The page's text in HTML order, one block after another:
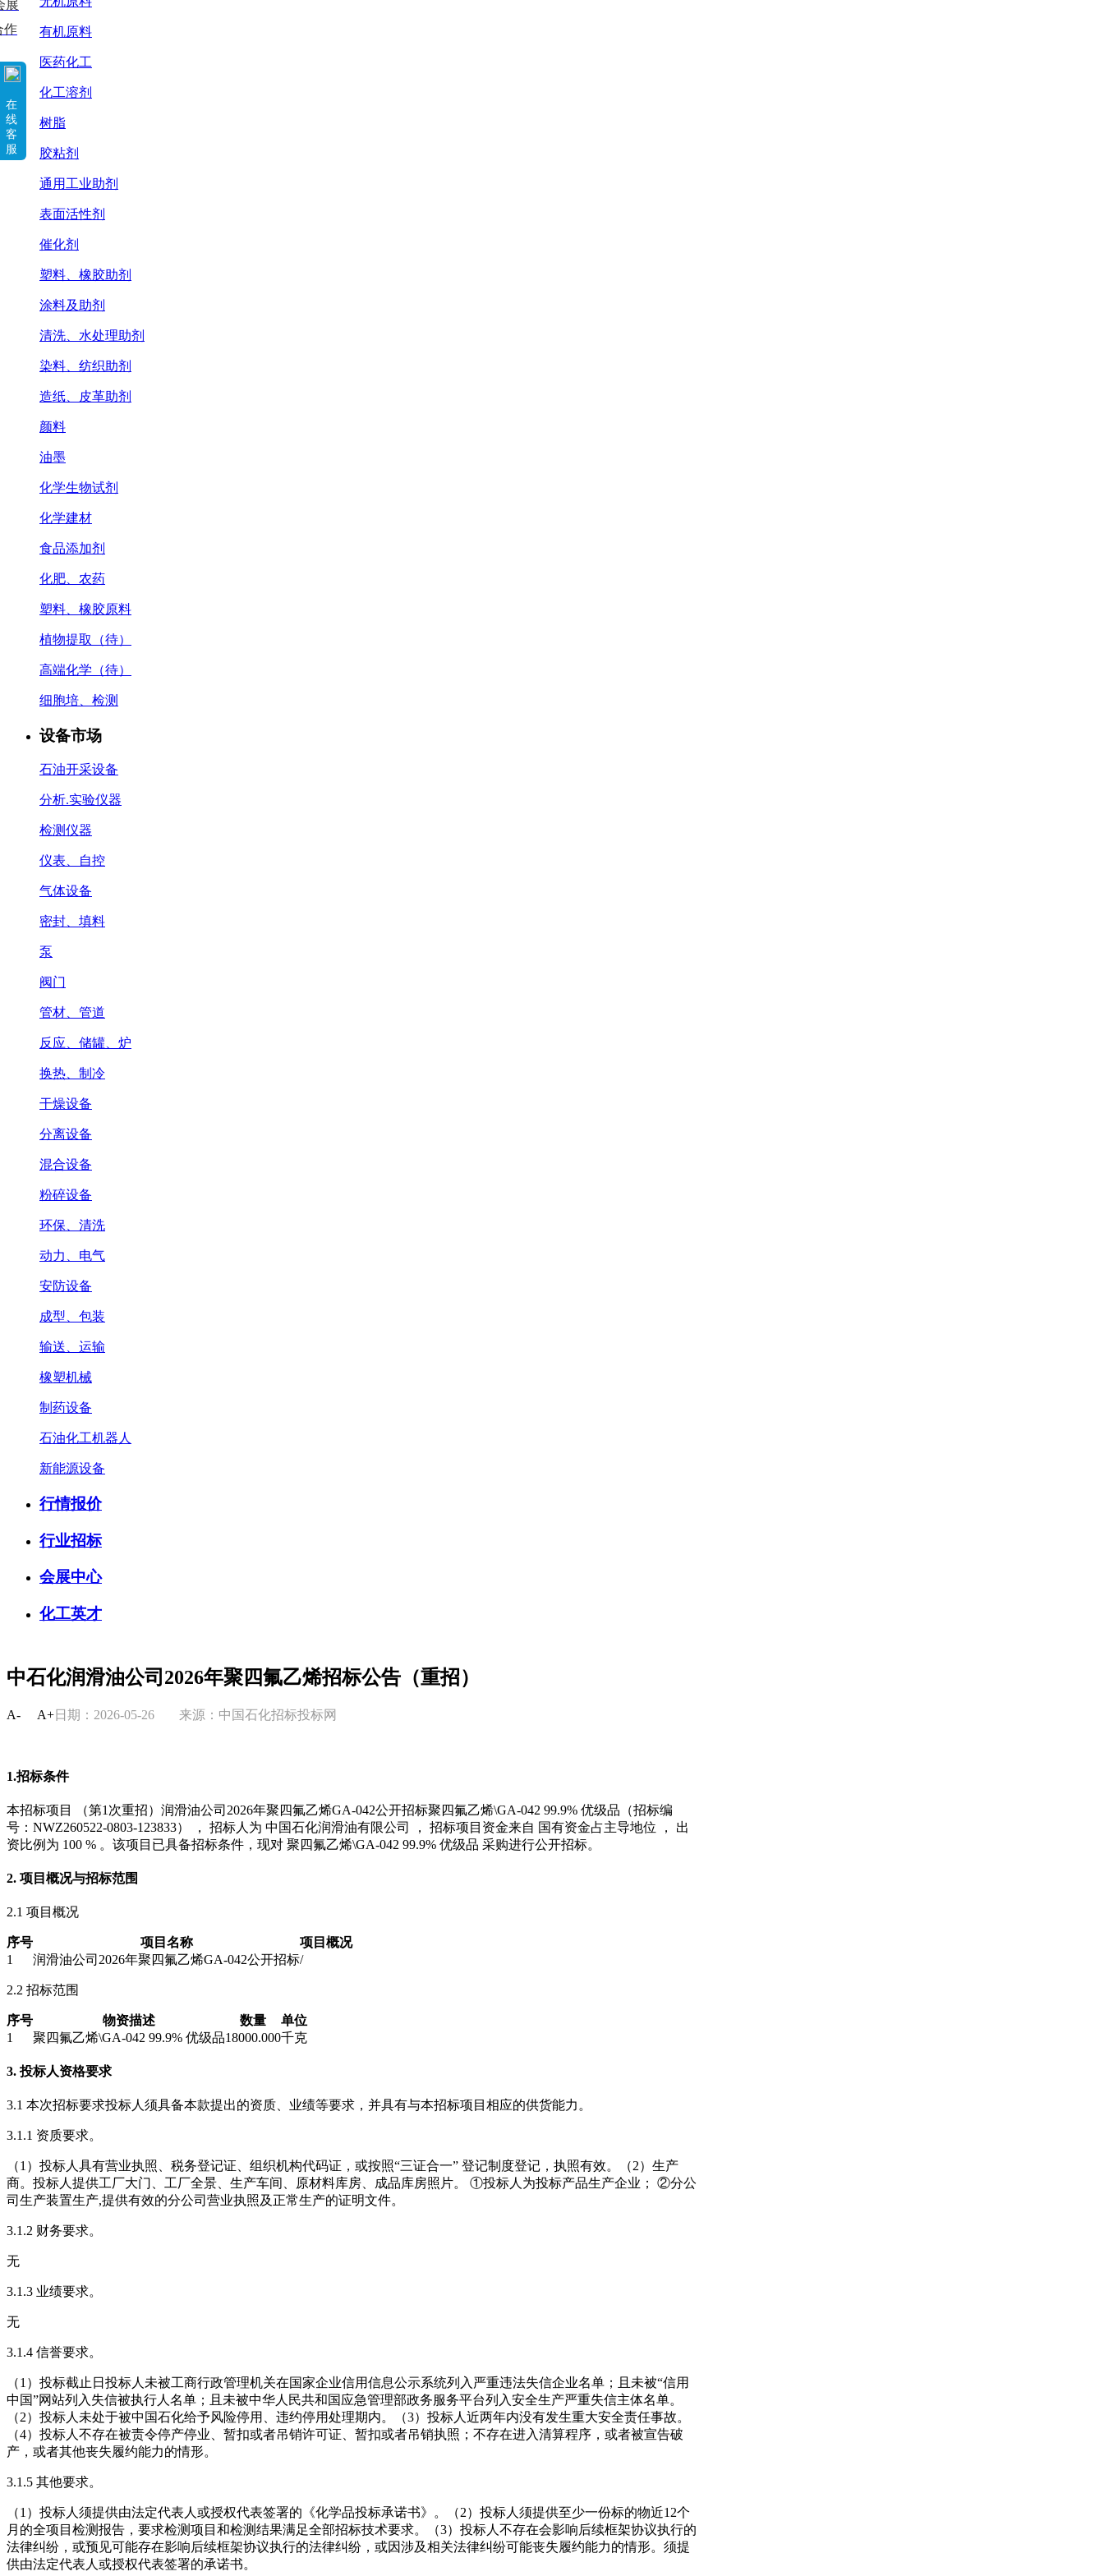
有机原料
医药化工
化工溶剂
树脂
胶粘剂
通用工业助剂
表面活性剂
催化剂
塑料、橡胶助剂
涂料及助剂
清洗、水处理助剂
染料、纺织助剂
造纸、皮革助剂
颜料
油墨
化学生物试剂
化学建材
食品添加剂
化肥、农药
塑料、橡胶原料
植物提取（待）
高端化学（待）
细胞培、检测
设备市场
石油开采设备
分析.实验仪器
检测仪器
仪表、自控
气体设备
密封、填料
泵
阀门
管材、管道
反应、储罐、炉
换热、制冷
干燥设备
分离设备
混合设备
粉碎设备
环保、清洗
动力、电气
安防设备
成型、包装
输送、运输
橡塑机械
制药设备
石油化工机器人
新能源设备
行情报价
行业招标
会展中心
化工英才
展
作
在
线
客
服
中石化润滑油公司2026年聚四氟乙烯招标公告（重招）
A- A+日期：2026-05-26 来源：中国石化招标投标网
1.招标条件
本招标项目 （第1次重招）润滑油公司2026年聚四氟乙烯GA-042公开招标聚四氟乙烯\GA-042 99.9% 优级品（招标编
号：NWZ260522-0803-123833） ， 招标人为 中国石化润滑油有限公司 ， 招标项目资金来自 国有资金占主导地位 ， 出
资比例为 100 % 。该项目已具备招标条件，现对 聚四氟乙烯\GA-042 99.9% 优级品 采购进行公开招标。
2. 项目概况与招标范围
2.1 项目概况
序号 项目名称
项目概况
1
润滑油公司2026年聚四氟乙烯GA-042公开招标/
2.2 招标范围
序号 物资描述 数量
单位
1
聚四氟乙烯\GA-042 99.9% 优级品18000.000千克
3. 投标人资格要求
3.1 本次招标要求投标人须具备本款提出的资质、业绩等要求，并具有与本招标项目相应的供货能力。
3.1.1 资质要求。
（1）投标人具有营业执照、税务登记证、组织机构代码证，或按照“三证合一” 登记制度登记，执照有效。（2）生产
商。投标人提供工厂大门、工厂全景、生产车间、原材料库房、成品库房照片。 ①投标人为投标产品生产企业； ②分公
司生产装置生产,提供有效的分公司营业执照及正常生产的证明文件。
3.1.2 财务要求。
无
3.1.3 业绩要求。
无
3.1.4 信誉要求。
（1）投标截止日投标人未被工商行政管理机关在国家企业信用信息公示系统列入严重违法失信企业名单；且未被“信用
中国”网站列入失信被执行人名单；且未被中华人民共和国应急管理部政务服务平台列入安全生产严重失信主体名单。
（2）投标人未处于被中国石化给予风险停用、违约停用处理期内。（3）投标人近两年内没有发生重大安全责任事故。
（4）投标人不存在被责令停产停业、暂扣或者吊销许可证、暂扣或者吊销执照；不存在进入清算程序，或者被宣告破
产，或者其他丧失履约能力的情形。
3.1.5 其他要求。
（1）投标人须提供由法定代表人或授权代表签署的《化学品投标承诺书》。（2）投标人须提供至少一份标的物近12个
月的全项目检测报告，要求检测项目和检测结果满足全部招标技术要求。（3）投标人不存在会影响后续框架协议执行的
法律纠纷，或预见可能存在影响后续框架协议执行的法律纠纷，或因涉及相关法律纠纷可能丧失履约能力的情形。须提
供由法定代表人或授权代表签署的承诺书。